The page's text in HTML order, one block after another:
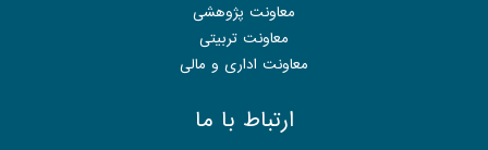
معاونت پژوهشی
معاونت تربیتی
معاونت اداری و مالی
ارتباط با ما